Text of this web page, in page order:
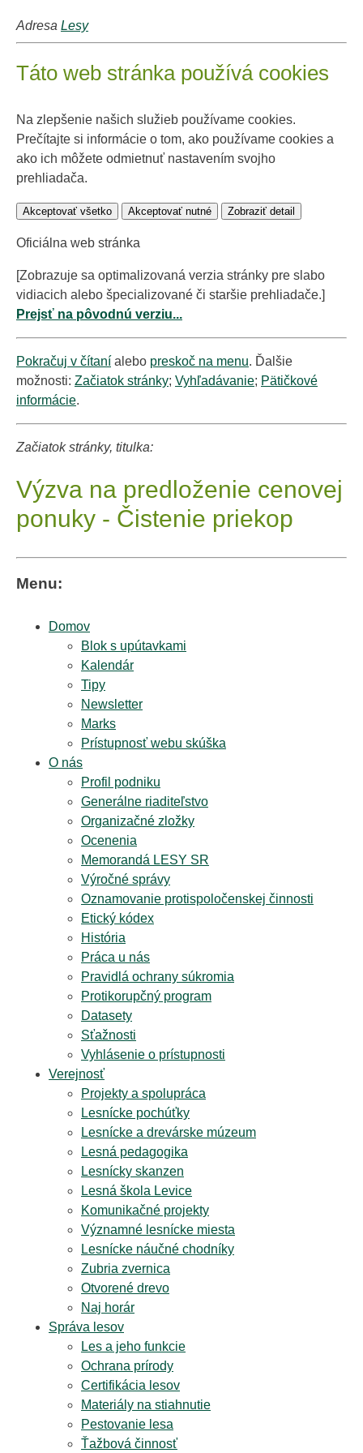
Adresa Lesy
Táto web stránka používá cookies
Na zlepšenie našich služieb používame cookies.
Prečítajte si informácie o tom, ako používame cookies a
ako ich môžete odmietnuť nastavením svojho
prehliadača.
Akceptovať všetko Akceptovať nutné Zobraziť detail
Oficiálna web stránka
[Zobrazuje sa optimalizovaná verzia stránky pre slabo
vidiacich alebo špecializované či staršie prehliadače.]
Prejsť na pôvodnú verziu...
Pokračuj v čítaní alebo preskoč na menu. Ďalšie
možnosti: Začiatok stránky; Vyhľadávanie; Pätičkové
informácie.
Začiatok stránky, titulka:
Výzva na predloženie cenovej
ponuky - Čistenie priekop
Menu:
Domov
Blok s upútavkami
Kalendár
Tipy
Newsletter
Marks
Prístupnosť webu skúška
O nás
Profil podniku
Generálne riaditeľstvo
Organizačné zložky
Ocenenia
Memorandá LESY SR
Výročné správy
Oznamovanie protispoločenskej činnosti
Etický kódex
História
Práca u nás
Pravidlá ochrany súkromia
Protikorupčný program
Datasety
Sťažnosti
Vyhlásenie o prístupnosti
Verejnosť
Projekty a spolupráca
Lesnícke pochúťky
Lesnícke a drevárske múzeum
Lesná pedagogika
Lesnícky skanzen
Lesná škola Levice
Komunikačné projekty
Významné lesnícke miesta
Lesnícke náučné chodníky
Zubria zvernica
Otvorené drevo
Naj horár
Správa lesov
Les a jeho funkcie
Ochrana prírody
Certifikácia lesov
Materiály na stiahnutie
Pestovanie lesa
Ťažbová činnosť